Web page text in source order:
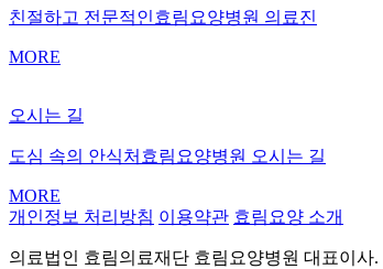
친절하고 전문적인 효림요양병원 의료진
MORE
오시는 길
도심 속의 안식처 효림요양병원 오시는 길
MORE
개인정보 처리방침 이용약관 효림요양 소개
의료법인 효림의료재단 효림요양병원 대표이사.